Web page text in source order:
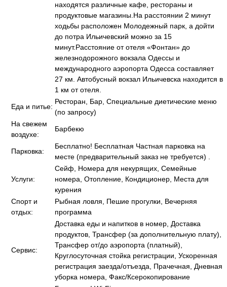
находятся различные кафе, рестораны и
продуктовые магазины.На расстоянии 2 минут
ходьбы расположен Молодежный парк, а дойти
до потра Ильичевский можно за 15
минут.Расстояние от отеля «Фонтан» до
железнодорожного вокзала Одессы и
международного аэропорта Одесса составляет
27 км. Автобусный вокзал Ильичевска находится в
1 км от отеля.
Еда и питье:
Ресторан, Бар, Специальные диетические меню
(по запросу)
На свежем
воздухе:
Барбекю
Парковка:
Бесплатно! Бесплатная Частная парковка на
месте (предварительный заказ не требуется) .
Услуги:
Сейф, Номера для некурящих, Семейные
номера, Отопление, Кондиционер, Места для
курения
Спорт и
отдых:
Рыбная ловля, Пешие прогулки, Вечерняя
программа
Сервис:
Доставка еды и напитков в номер, Доставка
продуктов, Трансфер (за дополнительную плату),
Трансфер от/до аэропорта (платный),
Круглосуточная стойка регистрации, Ускоренная
регистрация заезда/отъезда, Прачечная, Дневная
уборка номера, Факс/Ксерокопирование